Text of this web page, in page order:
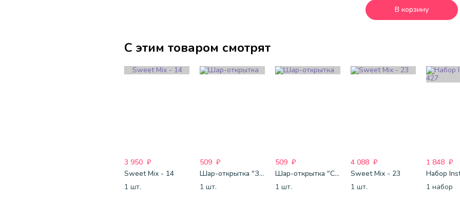
В корзину
С этим товаром смотрят
3 950 ₽
Sweet Mix - 14
1 шт.
509 ₽
Шар-открытка "Звезда" (45 см) - 1
1 шт.
509 ₽
Шар-открытка "Сердце" (45 см) - 2
1 шт.
4 088 ₽
Sweet Mix - 23
1 шт.
1 848 ₽
1 набор